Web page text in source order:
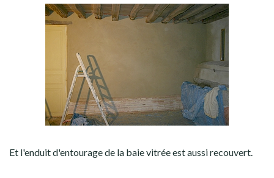
Et l'enduit d'entourage de la baie vitrée est aussi recouvert.